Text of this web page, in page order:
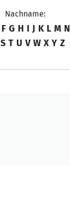
Nachname:
F G H I J K L M N
S T U V W X Y Z